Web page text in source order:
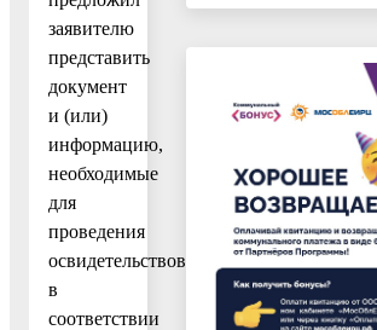
заявителю
представить
документ
и (или)
информацию,
необходимые
для
проведения
освидетельствования
в
соответствии